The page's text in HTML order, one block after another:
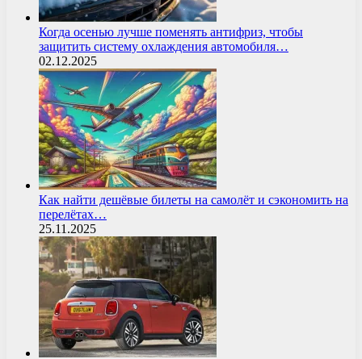
Когда осенью лучше поменять антифриз, чтобы
защитить систему охлаждения автомобиля…
02.12.2025
Как найти дешёвые билеты на самолёт и сэкономить на
перелётах…
25.11.2025